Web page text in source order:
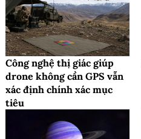
Công nghệ thị giác giúp
drone không cần GPS vẫn
xác định chính xác mục
tiêu